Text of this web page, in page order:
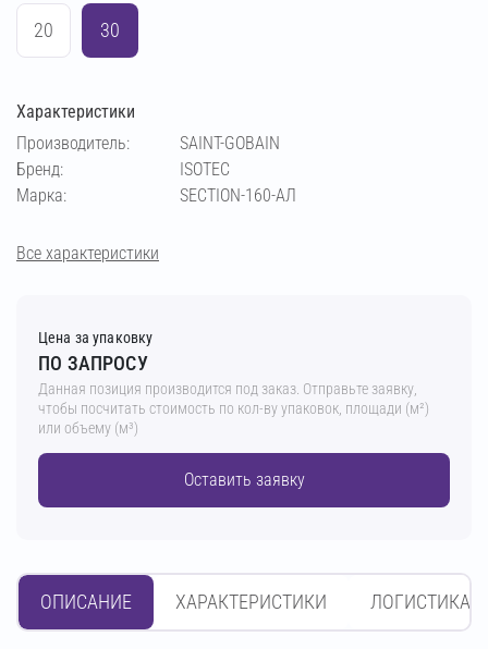
194 219
20 30
Характеристики
Производитель:
SAINT-GOBAIN
Бренд:
ISOTEC
Марка:
SECTION-160-АЛ
Все характеристики
Цена за упаковку
ПО ЗАПРОСУ
Данная позиция производится под заказ. Отправьте заявку,
чтобы посчитать стоимость по кол-ву упаковок, площади (м²)
или объему (м³)
Оставить заявку
ОПИСАНИЕ ХАРАКТЕРИСТИКИ ЛОГИСТИКА